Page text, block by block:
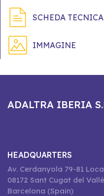
SCHEDA TECNICA
IMMAGINE
ADALTRA IBERIA
HEADQUARTERS
Av. Cerdanyola 79-81
08172 Sant Cugat del
Barcelona (Spain)